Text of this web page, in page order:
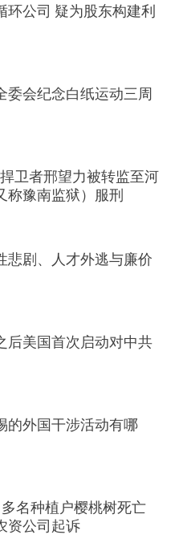
环公司 疑为股东构建利
委会纪念白纸运动三周
卫者邢望力被转监至河
称豫南监狱）服刑
悲剧、人才外逃与廉价
后美国首次启动对中共
的外国干涉活动有哪
名种植户樱桃树死亡
资公司起诉